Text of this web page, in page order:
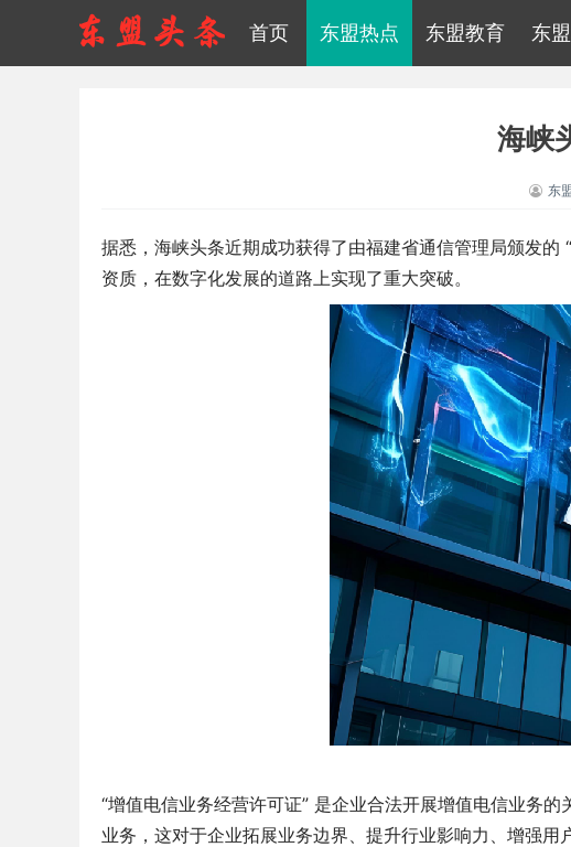
首页 东盟热点 东盟教育 东
海峡
东
据悉，海峡头条近期成功获得了由福建省通信管理局颁发
资质，在数字化发展的道路上实现了重大突破。
“增值电信业务经营许可证” 是企业合法开展增值电信业务
业务，这对于企业拓展业务边界、提升行业影响力、增强用